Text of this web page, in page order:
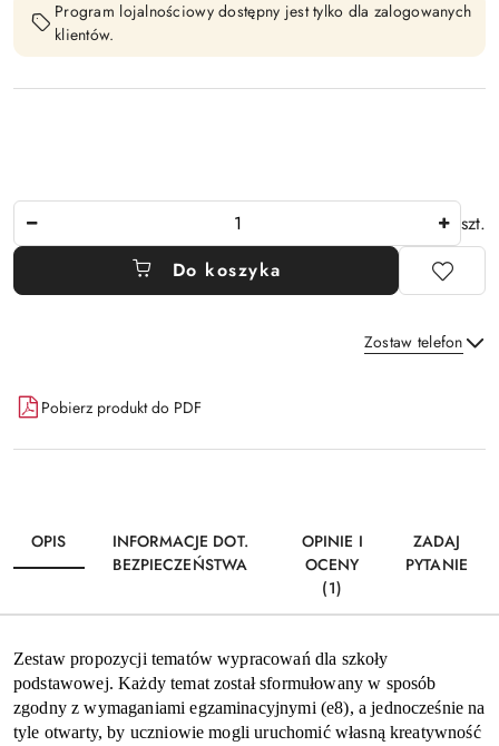
Program lojalnościowy dostępny jest tylko dla zalogowanych
klientów.
szt.
Do koszyka
Zostaw telefon
Dostępność
i
dostawa
Pobierz produkt do PDF
OPIS
INFORMACJE DOT.
BEZPIECZEŃSTWA
OPINIE I
OCENY
(1)
ZADAJ
PYTANIE
Zestaw propozycji tematów wypracowań dla szkoły
podstawowej. Każdy temat został sformułowany w sposób
zgodny z wymaganiami egzaminacyjnymi (e8), a jednocześnie na
tyle otwarty, by uczniowie mogli uruchomić własną kreatywność